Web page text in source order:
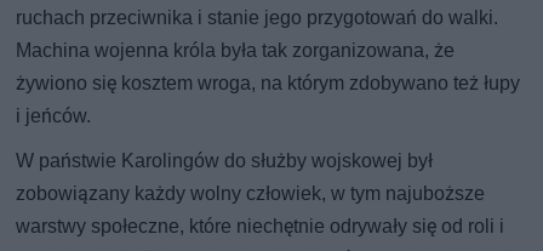
ruchach przeciwnika i stanie jego przygotowań do walki.
Machina wojenna króla była tak zorganizowana, że
żywiono się kosztem wroga, na którym zdobywano też łupy
i jeńców.
W państwie Karolingów do służby wojskowej był
zobowiązany każdy wolny człowiek, w tym najuboższe
warstwy społeczne, które niechętnie odrywały się od roli i